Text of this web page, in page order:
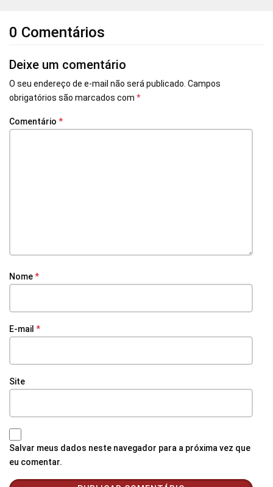
0 Comentários
Deixe um comentário
O seu endereço de e-mail não será publicado. Campos
obrigatórios são marcados com *
Comentário *
Nome*
E-mail *
Site
Salvar meus dados neste navegador para a próxima vez que
eu comentar.